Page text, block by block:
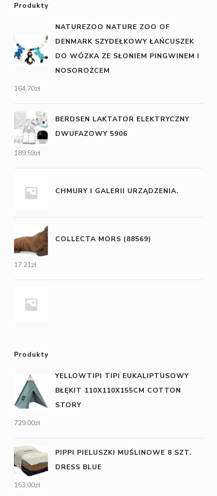
Produkty
NATUREZOO NATURE ZOO OF
DENMARK SZYDEŁKOWY ŁAŃCUSZEK
DO WÓZKA ZE SŁONIEM PINGWINEM I
NOSOROŻCEM
164,70zł
BERDSEN LAKTATOR ELEKTRYCZNY
DWUFAZOWY 5906
189,59zł
CHMURY I GALERII URZĄDZENIA.
COLLECTA MORS (88569)
17,21zł
Produkty
YELLOWTIPI TIPI EUKALIPTUSOWY
BŁĘKIT 110X110X155CM COTTON
STORY
729,00zł
PIPPI PIELUSZKI MUŚLINOWE 8 SZT.
DRESS BLUE
153,00zł